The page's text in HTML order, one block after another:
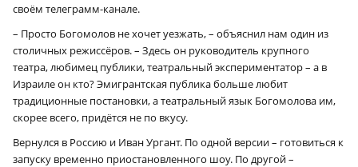
своём телеграмм-канале.
– Просто Богомолов не хочет уезжать, – объяснил нам один из
столичных режиссёров. – Здесь он руководитель крупного
театра, любимец публики, театральный экспериментатор – а в
Израиле он кто? Эмигрантская публика больше любит
традиционные постановки, а театральный язык Богомолова им,
скорее всего, придётся не по вкусу.
Вернулся в Россию и Иван Ургант. По одной версии – готовиться к
запуску временно приостановленного шоу. По другой –